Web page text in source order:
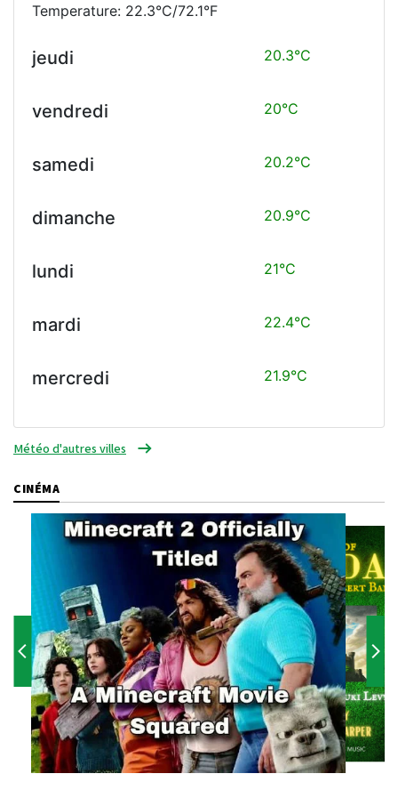
Temperature: 22.3°C/72.1°F
jeudi 20.3°C
vendredi 20°C
samedi 20.2°C
dimanche 20.9°C
lundi 21°C
mardi 22.4°C
mercredi 21.9°C
Météo d'autres villes
CINÉMA